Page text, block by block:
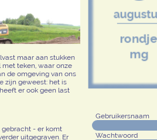
maar aan stukken
teken, waar onze
de omgeving van ons
zijn geweest: het is
er ook geen last
gebracht - er komt
uitgegraven. Er
Gebruikersnaam
Wachtwoord